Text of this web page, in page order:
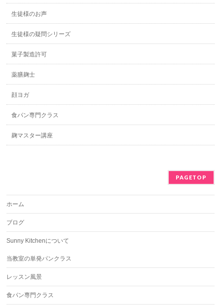
生徒様のお声
生徒様の疑問シリーズ
菓子製造許可
薬膳麹士
顔ヨガ
食パン専門クラス
麹マスター講座
PAGETOP
ホーム
ブログ
Sunny Kitchenについて
当教室の単発パンクラス
レッスン風景
食パン専門クラス